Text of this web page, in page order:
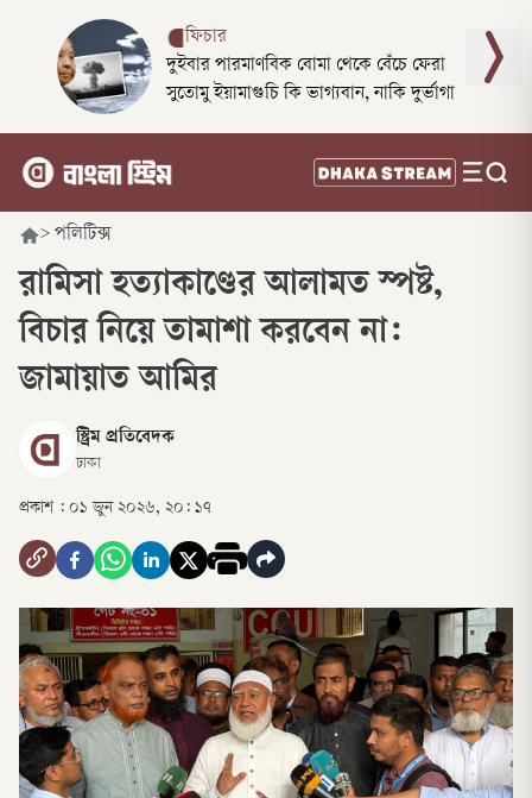
ফিচার
দুইবার পারমাণবিক বোমা থেকে বেঁচে ফেরা
সুতোমু ইয়ামাগুচি কি ভাগ্যবান, নাকি দুর্ভাগা
> পলিটিক্স
রামিসা হত্যাকাণ্ডের আলামত স্পষ্ট,
বিচার নিয়ে তামাশা করবেন না:
জামায়াত আমির
স্ট্রিম প্রতিবেদক
ঢাকা
প্রকাশ : ০১ জুন ২০২৬, ২০: ১৭